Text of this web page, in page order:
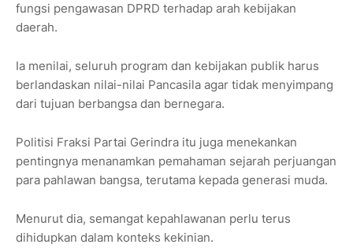
fungsi pengawasan DPRD terhadap arah kebijakan
daerah.
Ia menilai, seluruh program dan kebijakan publik harus
berlandaskan nilai-nilai Pancasila agar tidak menyimpang
dari tujuan berbangsa dan bernegara.
Politisi Fraksi Partai Gerindra itu juga menekankan
pentingnya menanamkan pemahaman sejarah perjuangan
para pahlawan bangsa, terutama kepada generasi muda.
Menurut dia, semangat kepahlawanan perlu terus
dihidupkan dalam konteks kekinian.